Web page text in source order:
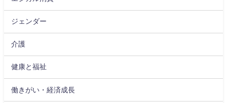
ジェンダー
介護
健康と福祉
働きがい・経済成長